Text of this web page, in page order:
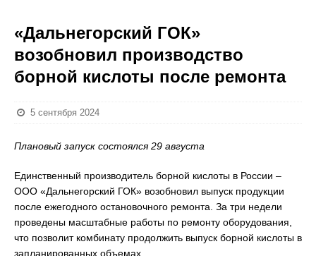
«Дальнегорский ГОК»
возобновил производство
борной кислоты после ремонта
5 сентября 2024
Плановый запуск состоялся 29 августа
Единственный производитель борной кислоты в России –
ООО «Дальнегорский ГОК» возобновил выпуск продукции
после ежегодного остановочного ремонта. За три недели
проведены масштабные работы по ремонту оборудования,
что позволит комбинату продолжить выпуск борной кислоты в
запланированных объемах.